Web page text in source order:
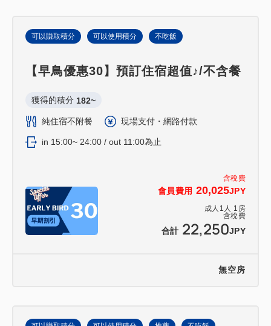
含稅費
會員費用 20,025JPY
成人 1 人 1 房
含稅費
合計 22,250JPY
可以賺取積分 可以使用積分 不吃飯
【早鳥優惠30】預訂住宿超值♪/不含餐
獲得的積分 182~
純住宿不附餐 現場支付・網路付款
in 15:00~ 24:00 / out 11:00為止
無空房